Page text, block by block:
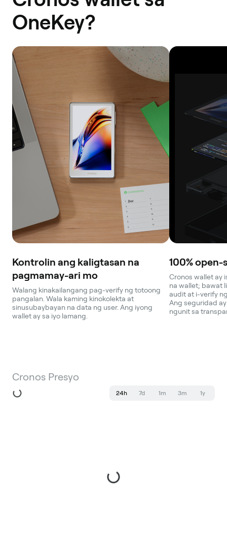
OneKey?
Kontrolin ang kaligtasan na
pagmamay-ari mo
Walang kinakailangang pag-verify ng totoong
pangalan. Wala kaming kinokolekta at
sinusubaybayan na data ng user. Ang iyong
wallet ay sa iyo lamang.
100%
Cronos wallet ay
na wallet; bawat
audit at i-verify
Ang seguridad
ngunit sa
Cronos Presyo
24h 7d 1m 3m 1y